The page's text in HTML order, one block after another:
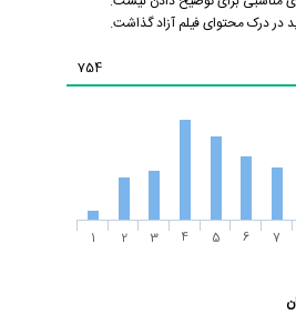
در درک محتوای فیلم آزاد گذاشت.
754
1 2 3 4 5 6 7